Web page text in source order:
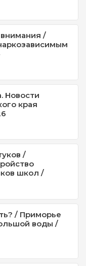
/
Новости
края
/
школ /
/ Приморье
воды /